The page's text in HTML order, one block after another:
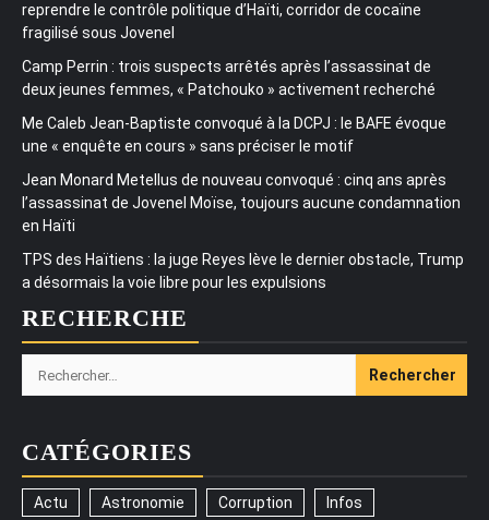
reprendre le contrôle politique d’Haïti, corridor de cocaïne
fragilisé sous Jovenel
Camp Perrin : trois suspects arrêtés après l’assassinat de
deux jeunes femmes, « Patchouko » activement recherché
Me Caleb Jean-Baptiste convoqué à la DCPJ : le BAFE évoque
une « enquête en cours » sans préciser le motif
Jean Monard Metellus de nouveau convoqué : cinq ans après
l’assassinat de Jovenel Moïse, toujours aucune condamnation
en Haïti
TPS des Haïtiens : la juge Reyes lève le dernier obstacle, Trump
a désormais la voie libre pour les expulsions
RECHERCHE
Rechercher :
CATÉGORIES
Actu Astronomie Corruption Infos